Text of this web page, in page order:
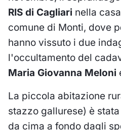
RIS di Cagliari nella
comune di Monti, dove
hanno vissuto i due
l'occultamento del
Maria Giovanna Meloni
La piccola abitazione
stazzo gallurese) è
da cima a fondo dagli